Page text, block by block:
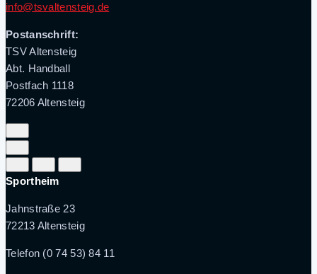
info@tsvaltensteig.de
Postanschrift:
TSV Altensteig
Abt. Handball
Postfach 1118
72206 Altensteig
Sportheim
Jahnstraße 23
72213 Altensteig
Telefon (0 74 53) 84 11